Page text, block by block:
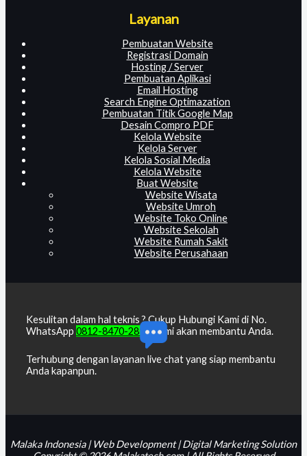
Layanan
Pembuatan Website
Registrasi Domain
Hosting / Server
Pembuatan Aplikasi
Email Hosting
Search Engine Optimazation
Pembuatan Titik Google Map
Desain Compro PDF
Kelola Website
Kelola Server
Kelola Sosial Media
Kelola Website
Buat Website
Website Wisata
Website Umroh
Website Toko Online
Website Sekolah
Website Rumah Sakit
Website Perusahaan
Kesulitan dalam hal teknis ? Cukup Hubungi Kami di No.
WhatsApp 0812-8470-2818, kami akan membantu Anda.
Terhubung dengan layanan live chat yang siap membantu
Anda kapanpun.
Malaka Indonesia | Web Development | Digital Marketing Solution